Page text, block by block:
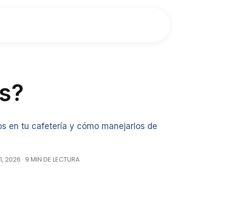
en tu cafetería y cómo manejarlos de
2026 · 9 MIN DE LECTURA